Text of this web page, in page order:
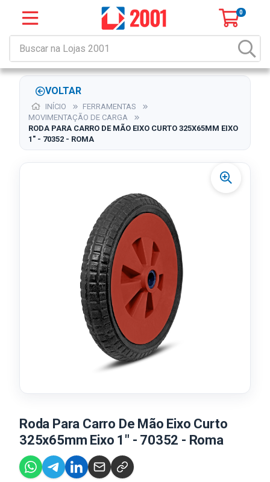
0
VOLTAR
INÍCIO
FERRAMENTAS
MOVIMENTAÇÃO DE CARGA
RODA PARA CARRO DE MÃO EIXO CURTO 325X65MM EIXO
1" - 70352 - ROMA
Roda Para Carro De Mão Eixo Curto
325x65mm Eixo 1" - 70352 - Roma